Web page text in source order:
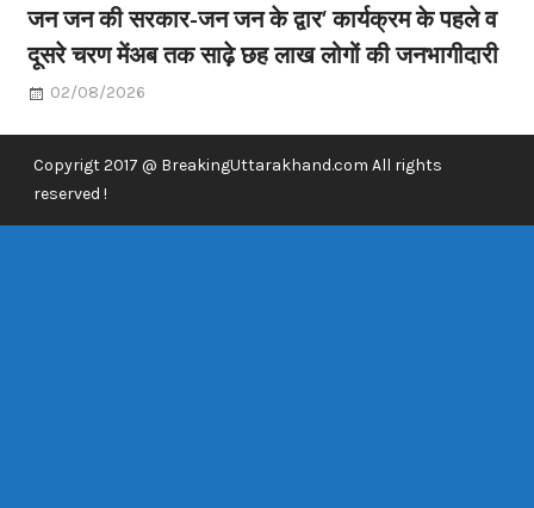
जन जन की सरकार-जन जन के द्वार’ कार्यक्रम के पहले व
दूसरे चरण मेंअब तक साढ़े छह लाख लोगों की जनभागीदारी
02/08/2026
Copyrigt 2017 @ BreakingUttarakhand.com All rights
reserved !